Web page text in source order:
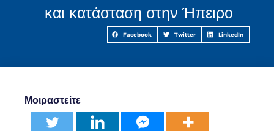
και κατάσταση στην Ήπειρο
Facebook Twitter LinkedIn
Μοιραστείτε